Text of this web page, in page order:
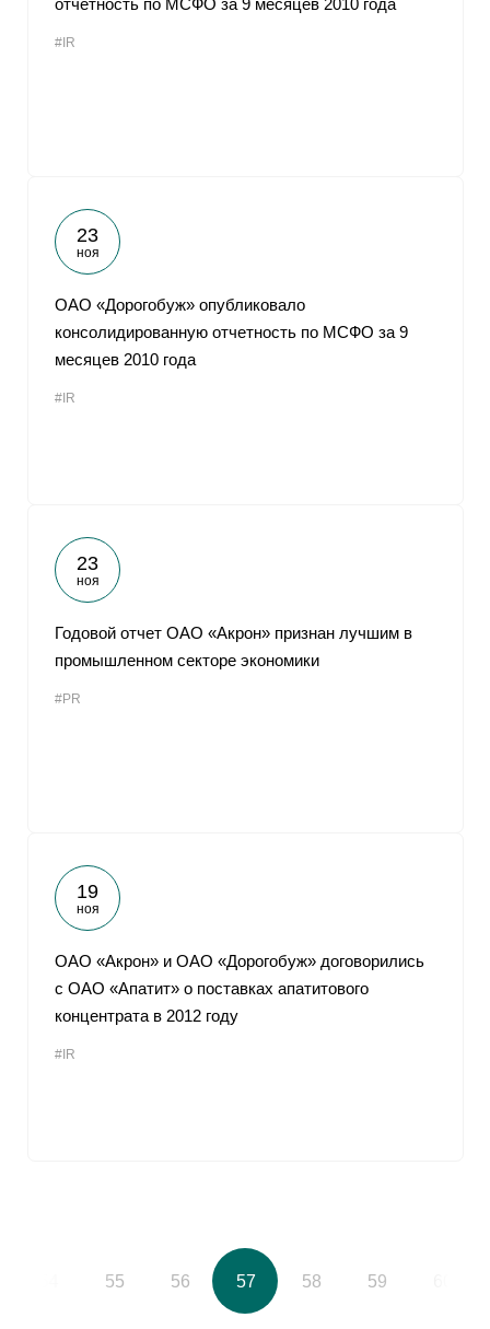
отчетность по МСФО за 9 месяцев 2010 года
#IR
23
ноя
ОАО «Дорогобуж» опубликовало
консолидированную отчетность по МСФО за 9
месяцев 2010 года
#IR
23
ноя
Годовой отчет ОАО «Акрон» признан лучшим в
промышленном секторе экономики
#PR
19
ноя
ОАО «Акрон» и ОАО «Дорогобуж» договорились
с ОАО «Апатит» о поставках апатитового
концентрата в 2012 году
#IR
55 56 57 58 59